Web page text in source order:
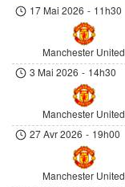
17 Mai 2026 - 11h30
Manchester United
3 Mai 2026 - 14h30
Manchester United
27 Avr 2026 - 19h00
Manchester United